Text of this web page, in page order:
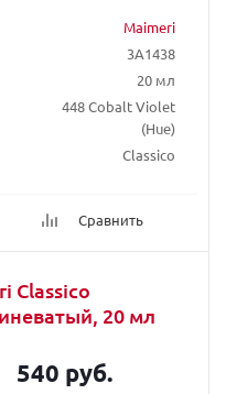
Maimeri
3A1438
20 мл
448 Cobalt Violet
(Hue)
Classico
Сравнить
Classico
20 мл
540 руб.